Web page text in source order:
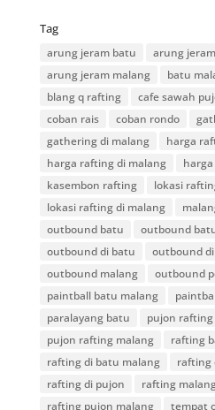
Tag
arung jeram batu
arung
arung jeram malang
batu
blang q rafting
cafe sawah
coban rais
coban rondo
gathering di malang
harga
harga rafting di malang
kasembon rafting
lokasi
lokasi rafting di malang
outbound batu
outbound
outbound di batu
outbound
outbound malang
outbound
paintball batu malang
paralayang batu
pujon rafting
pujon rafting malang
rafting
rafting di batu malang
rafting
rafting di pujon
rafting
rafting pujon malang
tempat